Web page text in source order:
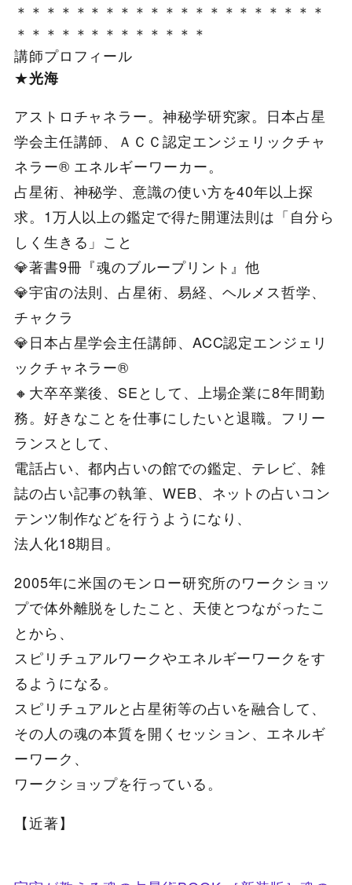
＊＊＊＊＊＊＊＊＊＊＊＊＊＊＊＊＊＊＊＊＊
＊＊＊＊＊＊＊＊＊ ＊＊＊＊
講師プロフィール
★光海
アストロチャネラー。神秘学研究家。日本占星
学会主任講師、ＡＣＣ認定エンジェリックチャ
ネラー® エネルギーワーカー。
占星術、神秘学、意識の使い方を40年以上探
求。1万人以上の鑑定で得た開運法則は「自分ら
しく生きる」こと
💎著書9冊『魂のブループリント』他
💎宇宙の法則、占星術、易経、ヘルメス哲学、
チャクラ
💎日本占星学会主任講師、ACC認定エンジェリ
ックチャネラー®︎
🔸大卒卒業後、SEとして、上場企業に8年間勤
務。好きなことを仕事にしたいと退職。フリー
ランスとして、
電話占い、都内占いの館での鑑定、テレビ、雑
誌の占い記事の執筆、WEB、ネットの占いコン
テンツ制作などを行うようになり、
法人化18期目。
2005年に米国のモンロー研究所のワークショッ
プで体外離脱をしたこと、天使とつながったこ
とから、
スピリチュアルワークやエネルギーワークをす
るようになる。
スピリチュアルと占星術等の占いを融合して、
その人の魂の本質を開くセッション、エネルギ
ーワーク、
ワークショップを行っている。
【近著】